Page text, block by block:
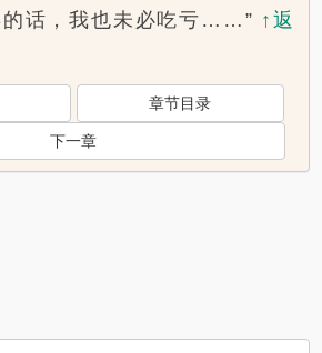
的话，我也未必吃亏……” ↑返
章节目录
下一章